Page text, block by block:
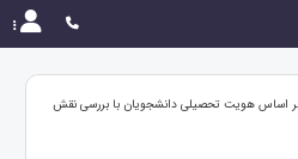
اساس هویت تحصیلی دانشجویان با بررسی نقش